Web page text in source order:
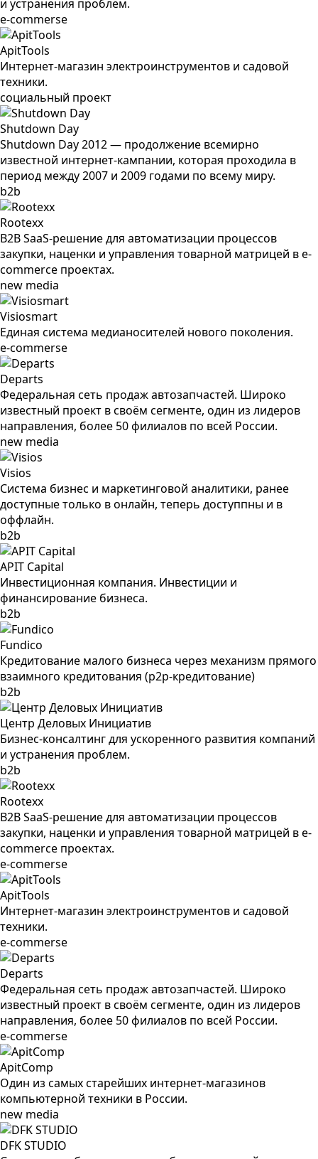
и устранения проблем.
e-commerse
ApitTools
Интернет-магазин электроинструментов и садовой
техники.
социальный проект
Shutdown Day
Shutdown Day 2012 — продолжение всемирно
известной интернет-кампании, которая проходила в
период между 2007 и 2009 годами по всему миру.
b2b
Rootexx
B2B SaaS-решение для автоматизации процессов
закупки, наценки и управления товарной матрицей в e-
commerce проектах.
new media
Visiosmart
Единая система медианосителей нового поколения.
e-commerse
Departs
Федеральная сеть продаж автозапчастей. Широко
известный проект в своём сегменте, один из лидеров
направления, более 50 филиалов по всей России.
new media
Visios
Система бизнес и маркетинговой аналитики, ранее
доступные только в онлайн, теперь доступпны и в
оффлайн.
b2b
APIT Capital
Инвестиционная компания. Инвестиции и
финансирование бизнеса.
b2b
Fundico
Кредитование малого бизнеса через механизм прямого
взаимного кредитования (р2р-кредитование)
b2b
Центр Деловых Инициатив
Бизнес-консалтинг для ускоренного развития компаний
и устранения проблем.
b2b
Rootexx
B2B SaaS-решение для автоматизации процессов
закупки, наценки и управления товарной матрицей в e-
commerce проектах.
e-commerse
ApitTools
Интернет-магазин электроинструментов и садовой
техники.
e-commerse
Departs
Федеральная сеть продаж автозапчастей. Широко
известный проект в своём сегменте, один из лидеров
направления, более 50 филиалов по всей России.
e-commerse
ApitComp
Один из самых старейших интернет-магазинов
компьютерной техники в России.
new media
DFK STUDIO